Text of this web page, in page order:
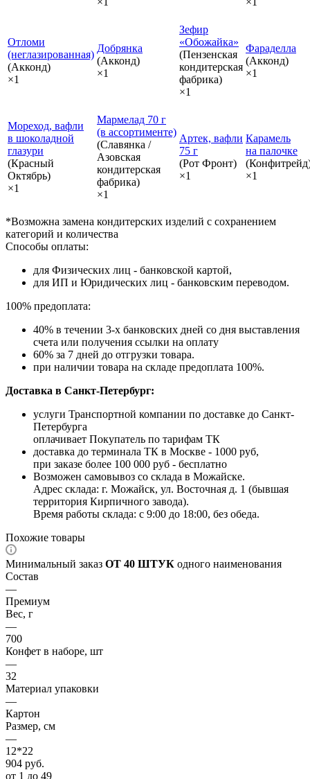
Отломи
(неглазированная)
(Акконд)
×1
Добрянка
(Акконд)
×1
Зефир
«Обожайка»
(Пензенская
кондитерская
фабрика)
×1
Фараделла
(Акконд)
×1
Мореход, вафли
в шоколадной
глазури
(Красный
Октябрь)
×1
Мармелад 70 г
(в ассортименте)
(Славянка /
Азовская
кондитерская
фабрика)
×1
Артек, вафли
75 г
(Рот Фронт)
×1
Карамель
на палочке
×1
*Возможна замена кондитерских изделий с сохранением
категорий и количества
Способы оплаты:
для Физических лиц - банковской картой,
для ИП и Юридических лиц - банковским переводом.
100% предоплата:
40% в течении 3-х банковских дней со дня выставления
счета или получения ссылки на оплату
60% за 7 дней до отгрузки товара.
при наличии товара на складе предоплата 100%.
Доставка в Санкт-Петербург:
услуги Транспортной компании по доставке до Санкт-
Петербурга
оплачивает Покупатель по тарифам ТК
доставка до терминала ТК в Москве - 1000 руб,
при заказе более 100 000 руб - бесплатно
Возможен самовывоз со склада в Можайске.
Адрес склада: г. Можайск, ул. Восточная д. 1 (бывшая
территория Кирпичного завода).
Время работы склада: с 9:00 до 18:00, без обеда.
Похожие товары
Минимальный заказ ОТ 40 ШТУК одного наименования
Состав
—
Премиум
Вес, г
—
700
Конфет в наборе, шт
—
32
Материал упаковки
—
Картон
Размер, см
—
12*22
904 руб.
от 1 до 49